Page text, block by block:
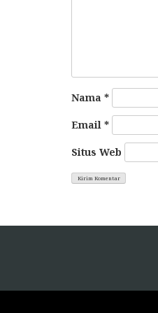
Nama *
Email *
Situs Web
https://